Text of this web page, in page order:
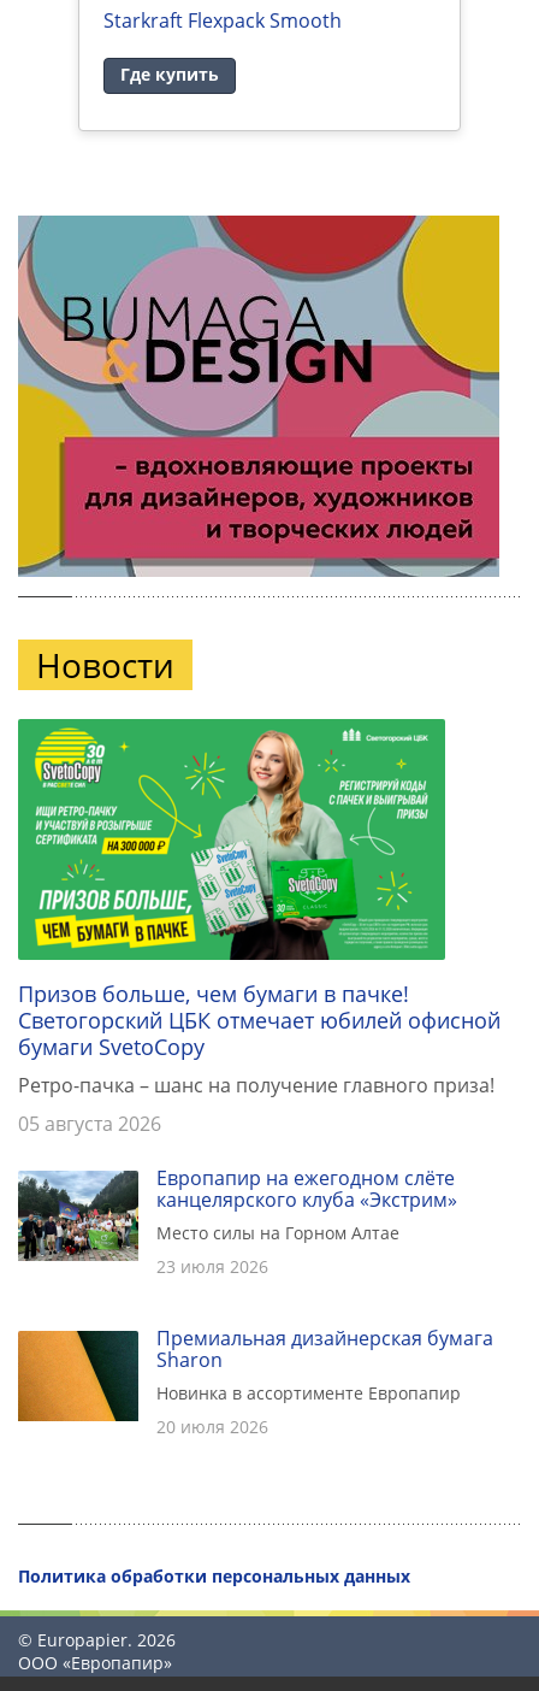
Starkraft Flexpack Smooth
Где купить
Новости
Призов больше, чем бумаги в пачке!
Светогорский ЦБК отмечает юбилей офисной
бумаги SvetoCopy
Ретро-пачка – шанс на получение главного приза!
05 августа 2026
Европапир на ежегодном слёте
канцелярского клуба «Экстрим»
Место силы на Горном Алтае
23 июля 2026
Премиальная дизайнерская бумага
Sharon
Новинка в ассортименте Европапир
20 июля 2026
Политика обработки персональных данных
© Europapier. 2026
ООО «Европапир»